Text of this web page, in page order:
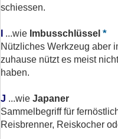
schiessen.
...wie Imbusschlüssel *
Nützliches Werkzeug aber
zuhause nützt es meist
haben.
J ...wie Japaner
Sammelbegriff für
Reisbrenner, Reiskocher